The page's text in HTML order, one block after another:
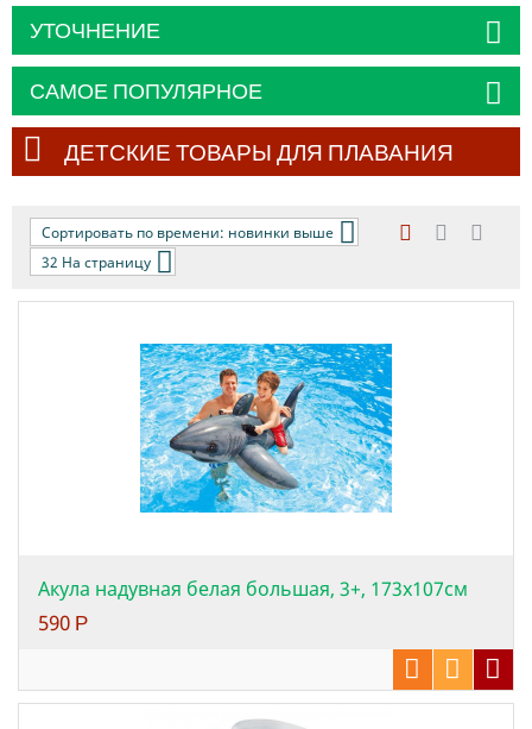
УТОЧНЕНИЕ
САМОЕ ПОПУЛЯРНОЕ
ДЕТСКИЕ ТОВАРЫ ДЛЯ ПЛАВАНИЯ
Сортировать по времени: новинки выше
32 На страницу
Акула надувная белая большая, 3+, 173х107см
590 Р